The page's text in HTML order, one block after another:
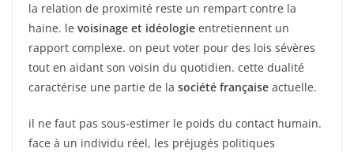
la relation de proximité reste un rempart contre la
haine. le voisinage et idéologie entretiennent un
rapport complexe. on peut voter pour des lois sévères
tout en aidant son voisin du quotidien. cette dualité
caractérise une partie de la société française actuelle.
il ne faut pas sous-estimer le poids du contact humain.
face à un individu réel, les préjugés politiques